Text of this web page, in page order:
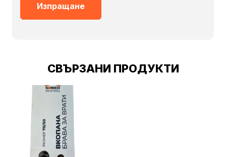
СВЪРЗАНИ ПРОДУКТИ